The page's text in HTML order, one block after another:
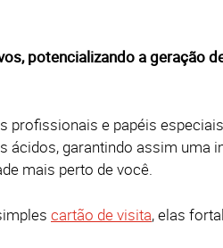
potencializando a geração
profissionais e papéis
garantindo assim uma
mais perto de você.
cartão de visita, elas